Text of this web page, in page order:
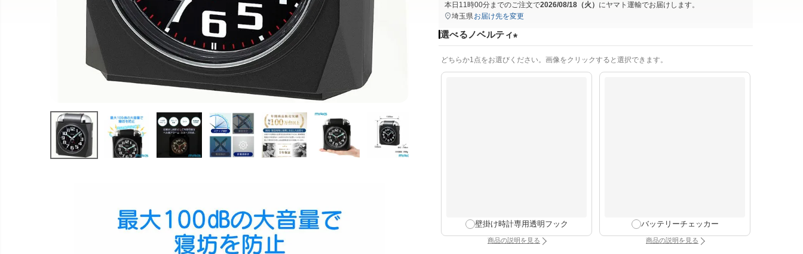
本日 11時00分までのご注文で2026/08/18（火） にヤマト運輸でお届けします。
埼玉県お届け先を変更
選べるノベルティ
必
どちらか1点をお選びください。画像をクリックすると選択できます。
壁掛け時計専用透明フック
商品の説明を見る：壁掛け時計専用透明フック（別タブで開きます）
バッテリーチェッカー
商品の説明を見る：バッテリーチェッカー（別タブで開きま